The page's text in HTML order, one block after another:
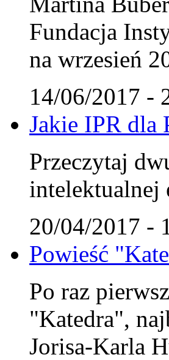
Fundacja
na wrzesień
14/06/2017 -
Jakie IPR dla
Przeczytaj
intelektualnej
20/04/2017 -
Powieść
Po raz
"Katedra",
Jorisa-Karla